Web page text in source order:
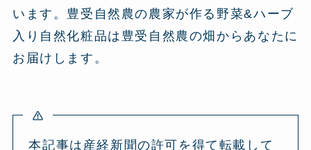
います。豊受自然農の農家が作る野菜&ハーブ
入り自然化粧品は豊受自然農の畑からあなたに
お届けします。
本記事は産経新聞の許可を得て転載して